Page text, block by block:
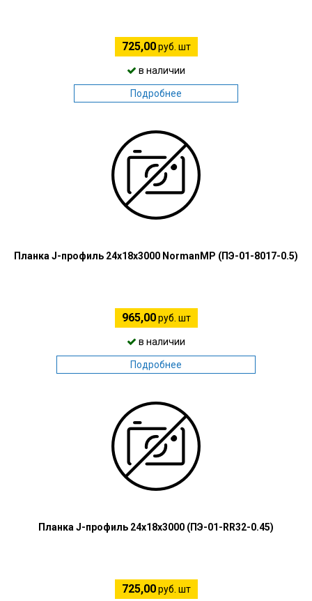
725,00руб. шт
в наличии
Подробнее
Планка J-профиль 24х18х3000 NormanMP (ПЭ-01-8017-0.5)
965,00руб. шт
в наличии
Подробнее
Планка J-профиль 24х18х3000 (ПЭ-01-RR32-0.45)
725,00руб. шт